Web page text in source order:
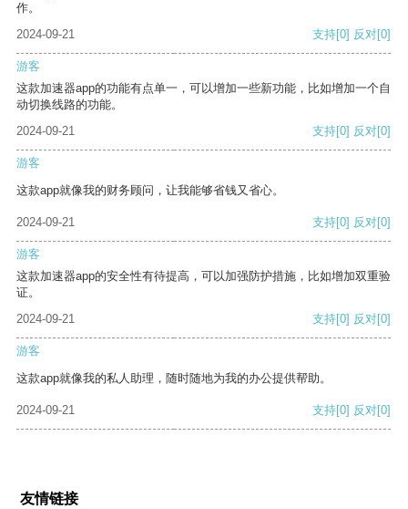
作。
2024-09-21
支持[0] 反对[0]
游客
这款加速器app的功能有点单一，可以增加一些新功能，比如增加一个自
动切换线路的功能。
2024-09-21
支持[0] 反对[0]
游客
这款app就像我的财务顾问，让我能够省钱又省心。
2024-09-21 支持[0] 反对[0]
游客
这款加速器app的安全性有待提高，可以加强防护措施，比如增加双重验
证。
2024-09-21
支持[0] 反对[0]
游客
这款app就像我的私人助理，随时随地为我的办公提供帮助。
2024-09-21 支持[0] 反对[0]
友情链接